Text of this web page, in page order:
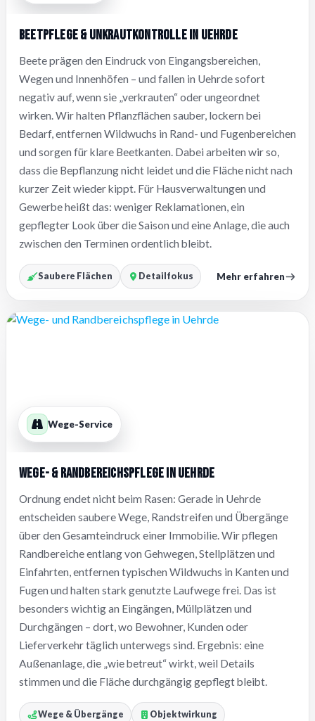
Beetpflege & Unkrautkontrolle in Uehrde
Beete prägen den Eindruck von Eingangsbereichen,
Wegen und Innenhöfen – und fallen in Uehrde sofort
negativ auf, wenn sie „verkrauten“ oder ungeordnet
wirken. Wir halten Pflanzflächen sauber, lockern bei
Bedarf, entfernen Wildwuchs in Rand- und Fugenbereichen
und sorgen für klare Beetkanten. Dabei arbeiten wir so,
dass die Bepflanzung nicht leidet und die Fläche nicht nach
kurzer Zeit wieder kippt. Für Hausverwaltungen und
Gewerbe heißt das: weniger Reklamationen, ein
gepflegter Look über die Saison und eine Anlage, die auch
zwischen den Terminen ordentlich bleibt.
Saubere Flächen Detailfokus Mehr erfahren
Wege-Service
Wege- & Randbereichspflege in Uehrde
Ordnung endet nicht beim Rasen: Gerade in Uehrde
entscheiden saubere Wege, Randstreifen und Übergänge
über den Gesamteindruck einer Immobilie. Wir pflegen
Randbereiche entlang von Gehwegen, Stellplätzen und
Einfahrten, entfernen typischen Wildwuchs in Kanten und
Fugen und halten stark genutzte Laufwege frei. Das ist
besonders wichtig an Eingängen, Müllplätzen und
Durchgängen – dort, wo Bewohner, Kunden oder
Lieferverkehr täglich unterwegs sind. Ergebnis: eine
Außenanlage, die „wie betreut“ wirkt, weil Details
stimmen und die Fläche durchgängig gepflegt bleibt.
Wege & Übergänge Objektwirkung